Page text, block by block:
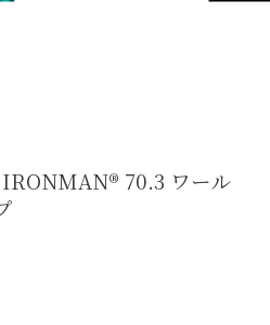
70.3 ワール